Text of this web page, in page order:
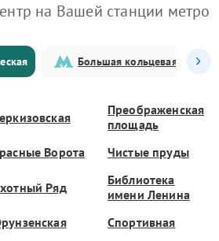
на Вашей станции метро
Большая кольцевая
Преображенская
площадь
Ворота Чистые пруды
Ряд
Библиотека
имени Ленина
Спортивная